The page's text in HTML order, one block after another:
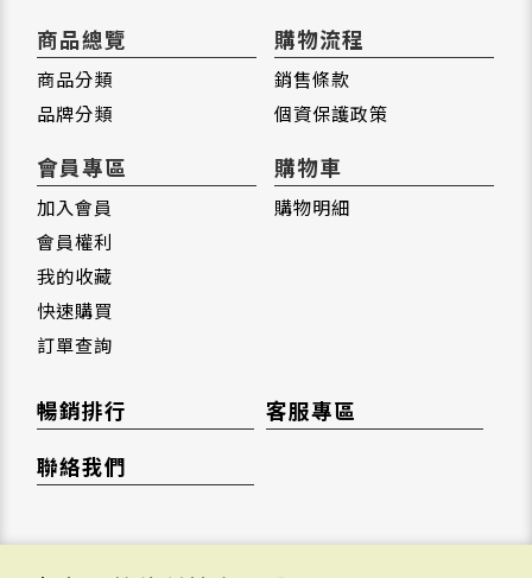
商品總覽
商品分類
品牌分類
購物流程
銷售條款
個資保護政策
會員專區
加入會員
會員權利
我的收藏
快速購買
訂單查詢
購物車
購物明細
暢銷排行
客服專區
聯絡我們